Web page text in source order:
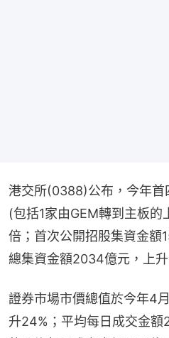
港交所(0388)公布，今年首
(包括1家由GEM轉到主板
倍；首次公開招股集資金額
總集資金額2034億元，上升
證券市場市價總值於今年4
升24%；平均每日成交金